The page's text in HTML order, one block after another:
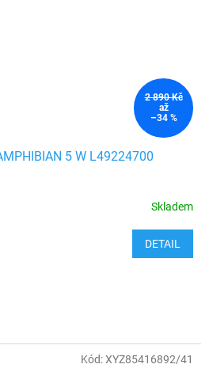
2 890 Kč
až
–34 %
5 W L49224700
Skladem
DETAIL
Kód:XYZ85416892/41